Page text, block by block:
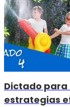
Dictado para
estrategias